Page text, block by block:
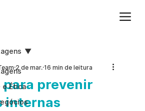
e Ética
para prevenir
internas
2 de mar. 16 min de leitura